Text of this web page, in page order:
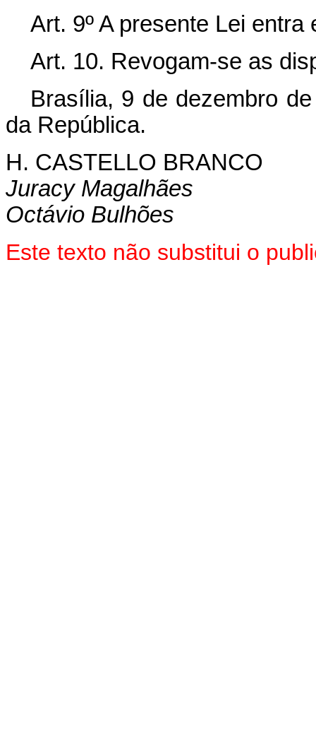
Art. 9º A presente Lei
Art. 10. Revogam-se as
Brasília, 9 de dezembro
da República.
H. CASTELLO BRANCO
Juracy Magalhães
Octávio Bulhões
Este texto não substitui o